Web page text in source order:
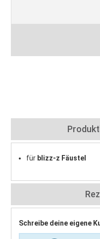
für blizz-z Fäustel
Schreibe deine eigene